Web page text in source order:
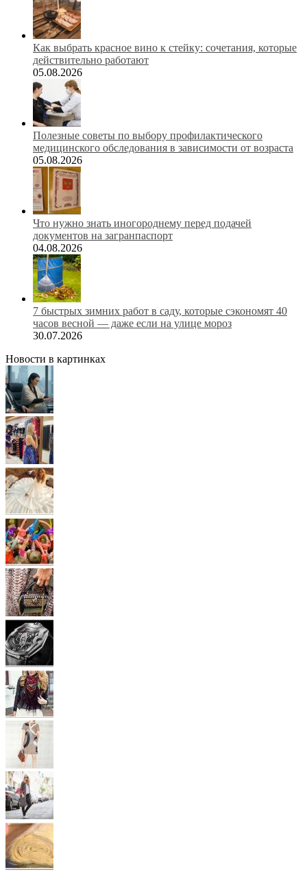
Как выбрать красное вино к стейку: сочетания, которые
действительно работают
05.08.2026
Полезные советы по выбору профилактического
медицинского обследования в зависимости от возраста
05.08.2026
Что нужно знать иногороднему перед подачей
документов на загранпаспорт
04.08.2026
7 быстрых зимних работ в саду, которые сэкономят 40
часов весной — даже если на улице мороз
30.07.2026
Новости в картинках